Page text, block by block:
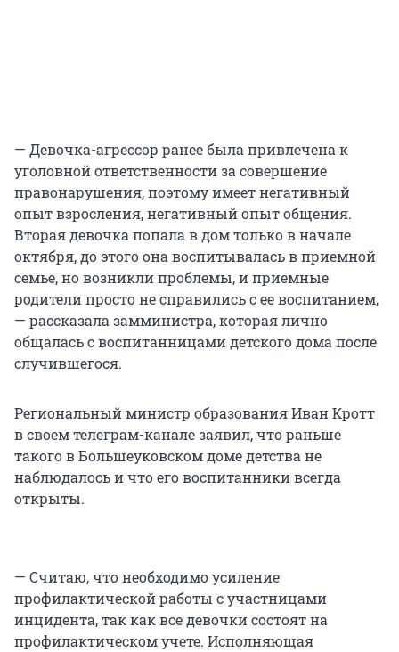
— Девочка-агрессор ранее была привлечена к
уголовной ответственности за совершение
правонарушения, поэтому имеет негативный
опыт взросления, негативный опыт общения.
Вторая девочка попала в дом только в начале
октября, до этого она воспитывалась в приемной
семье, но возникли проблемы, и приемные
родители просто не справились с ее воспитанием,
— рассказала замминистра, которая лично
общалась с воспитанницами детского дома после
случившегося.
Региональный министр образования Иван Кротт
в своем телеграм-канале заявил, что раньше
такого в Большеуковском доме детства не
наблюдалось и что его воспитанники всегда
открыты.
— Считаю, что необходимо усиление
профилактической работы с участницами
инцидента, так как все девочки состоят на
профилактическом учете. Исполняющая